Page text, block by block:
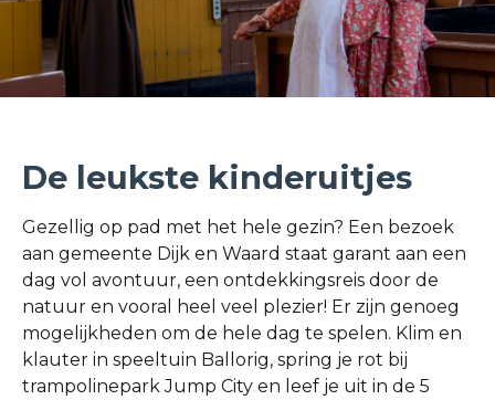
De leukste kinderuitjes
Gezellig op pad met het hele gezin? Een bezoek
aan gemeente Dijk en Waard staat garant aan een
dag vol avontuur, een ontdekkingsreis door de
natuur en vooral heel veel plezier! Er zijn genoeg
mogelijkheden om de hele dag te spelen. Klim en
klauter in speeltuin Ballorig, spring je rot bij
trampolinepark Jump City en leef je uit in de 5